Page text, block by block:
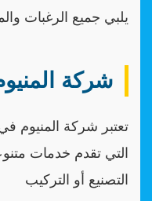
يلبي جميع الرغبات
شركة
تعتبر شركة المنيوم
التي تقدم خدمات
التصنيع أو التركيب